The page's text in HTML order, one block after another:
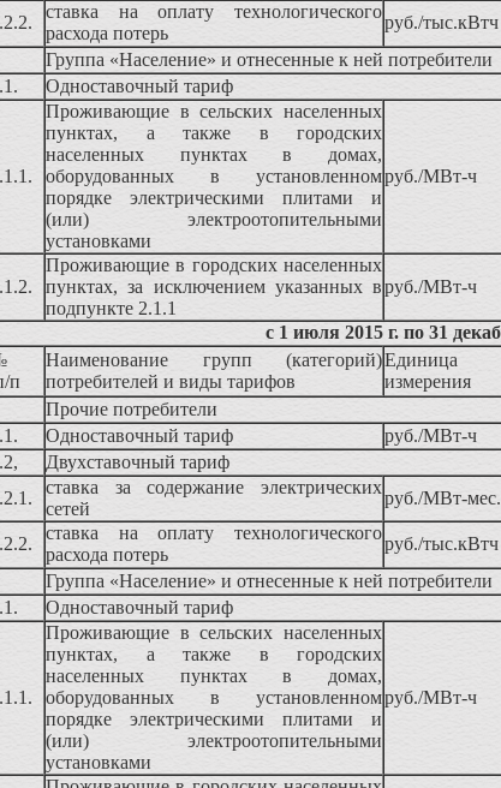
ставка на оплату технологического
расхода потерь
руб./тыс.кВтч
Группа «Население» и отнесенные к ней потребители
Одноставочный тариф
Проживающие в сельских населенных
пунктах, а так­же в городских
населенных пунктах в домах,
оборудованных в установленном
порядке электрическими плитами и
(или) электроотопительными
установками
руб./МВт-ч
Проживающие в городских населенных
пунктах, за исключением указанных в
подпункте 2.1.1
руб./МВт-ч
с 1 июля 2015 г. по 31
п
Наименование групп (категорий)
потребителей и виды тарифов
Единица
измерения
Прочие потребители
Одноставочный тариф руб./МВт-ч
Двухставочный тариф
ставка за содержание электрических
сетей
руб./МВт-мес.
ставка на оплату технологического
расхода потерь
руб./тыс.кВтч
Группа «Население» и отнесенные к ней потребители
Одноставочный тариф
Проживающие в сельских населенных
пунктах, а так­же в городских
населенных пунктах в домах,
оборудованных в установленном
порядке электрическими плитами и
(или) электроотопительными
установками
руб./МВт-ч